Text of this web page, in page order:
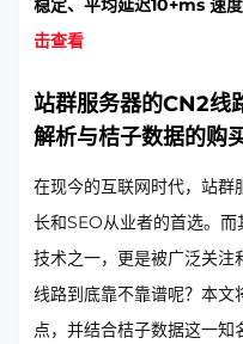
稳定、平均延迟10+ms 速
击查看
站群服务器的CN2
解析与桔子数据的购
在现今的互联网时代，站群
长和SEO从业者的首选。
技术之一，更是被广泛关
线路到底靠不靠谱呢？本
点，并结合桔子数据这一